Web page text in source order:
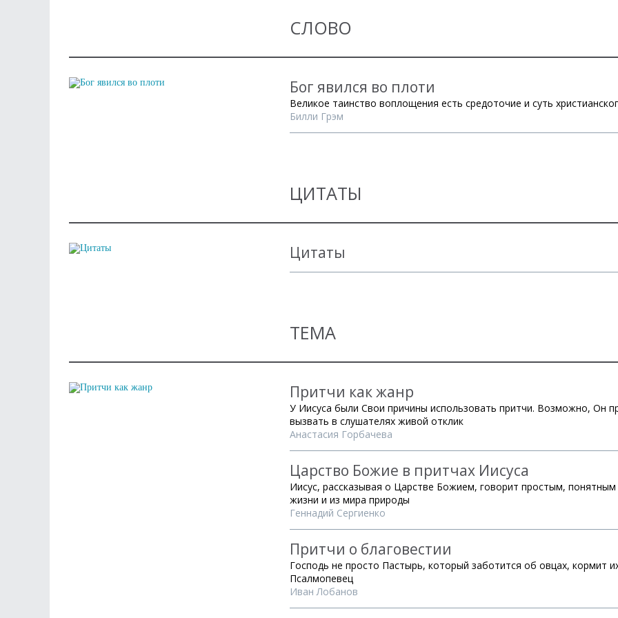
СЛОВО
Бог явился во плоти
Великое таинство воплощения есть средоточие и суть
Билли Грэм
ЦИТАТЫ
Цитаты
ТЕМА
Притчи как жанр
У Иисуса были Свои причины использовать притчи. Возможно, Он
вызвать в слушателях живой отклик
Анастасия Горбачева
Царство Божие в притчах Иисуса
Иисус, рассказывая о Царстве Божием, говорит простым,
жизни и из мира природы
Геннадий Сергиенко
Притчи о благовестии
Господь не просто Пастырь, который заботится об овцах,
Псалмопевец
Иван Лобанов